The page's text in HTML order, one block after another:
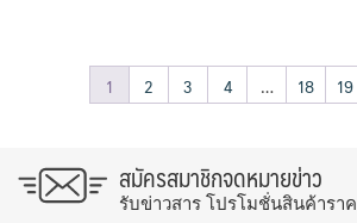
1 2 3 4 … 18 19
สมัครสมาชิกจดหมายข่าว
รับข่าวสาร โปรโมชั่นสินค้ารา